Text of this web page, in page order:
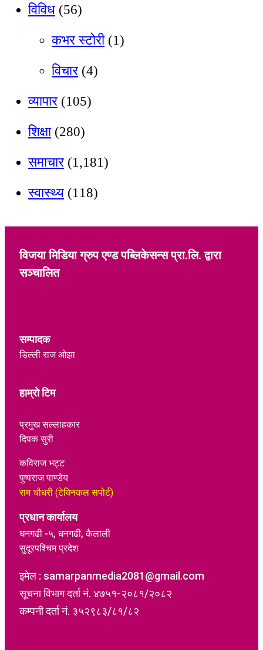
विविध (56)
कभर स्टोरी (1)
विचार (4)
व्यापार (105)
शिक्षा (280)
समाचार (1,181)
स्वास्थ्य (118)
विजया मिडिया ग्रुप एण्ड पब्लिकेसन्स प्रा.लि. द्वारा
सञ्चालित
सम्पादक
डिल्ली राज ओझा
हाम्रो टिम
प्रमुख सल्लाहकार
दिपक सुरी
कविराज भट्ट
पुष्पराज पाण्डेय
राम चौधरी (टेक्निकल सपोर्ट)
प्रधान कार्यालय
धनगढी -५, धनगढी, कैलाली
सुदूरपश्चिम प्रदेश
इमेल : samarpanmedia2081@gmail.com
सूचना विभाग दर्ता नं. ४७५१-२०८१/२०८२
कम्पनी दर्ता नं. ३५२९८३/८१/८२